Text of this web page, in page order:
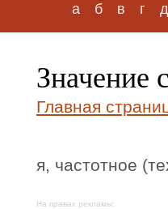
а б в г д
Значение
Главная
я, частотное
На правах рекламы: